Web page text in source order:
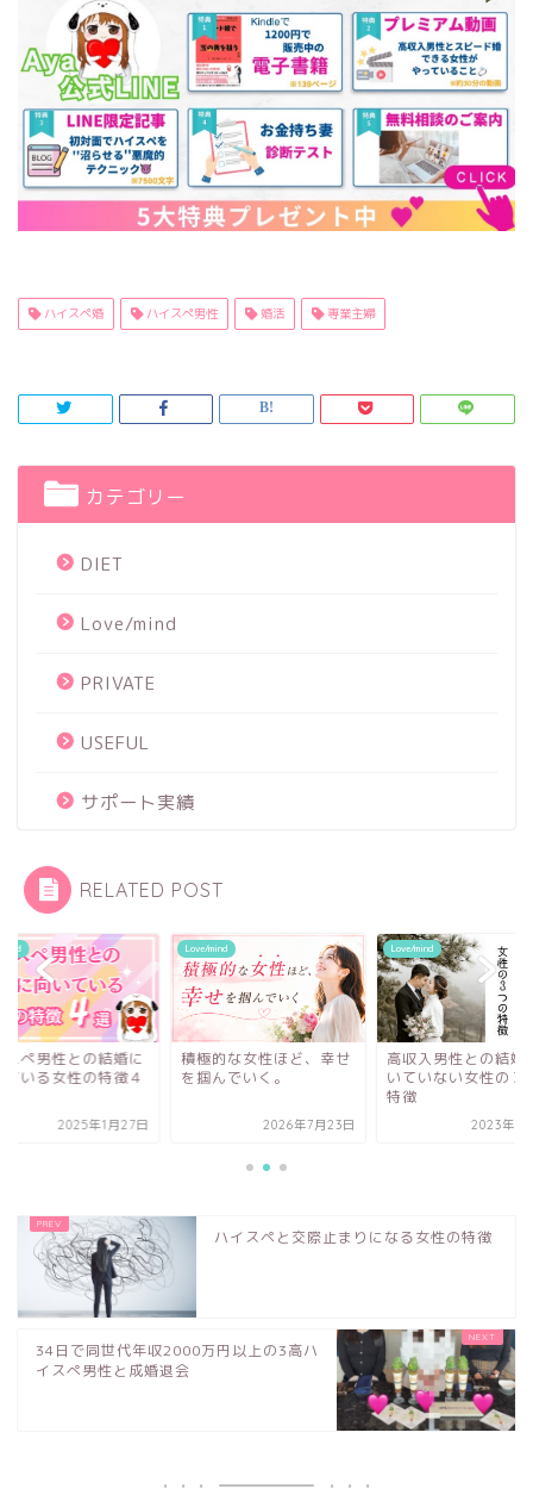
ハイスぺ婚 ハイスぺ男性 婚活 専業主婦
カテゴリー
DIET
Love/mind
PRIVATE
USEFUL
サポート実績
RELATED POST
的な女性ほど、幸せ
んでいく。
2026年7月23日
Love/mind
高収入男性との結婚に向
いていない女性の３つの
2023年5月10日
Love/mind
ハイスぺ男性との結
向いている女性の特
選
2025年1
ハイスペと交際止まりになる女性の特徴
34日で同世代年収2000万円以上の3高ハ
イスぺ男性と成婚退会